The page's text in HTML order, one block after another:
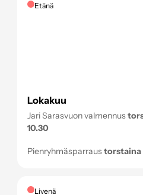
Etänä
Lokakuu
Jari Sarasvuon valmennus
10.30
Pienryhmäsparraustorstaina
Livenä